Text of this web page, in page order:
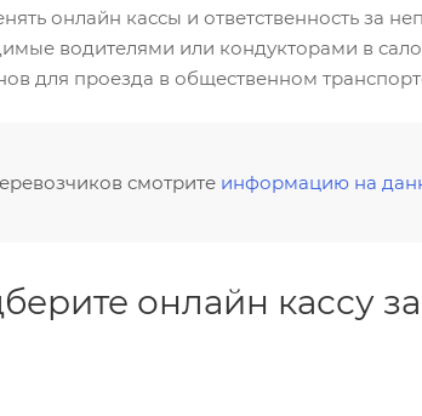
онлайн кассы и ответственность за
водителями или кондукторами в
для проезда в общественном
смотрите информацию на
онлайн кассу